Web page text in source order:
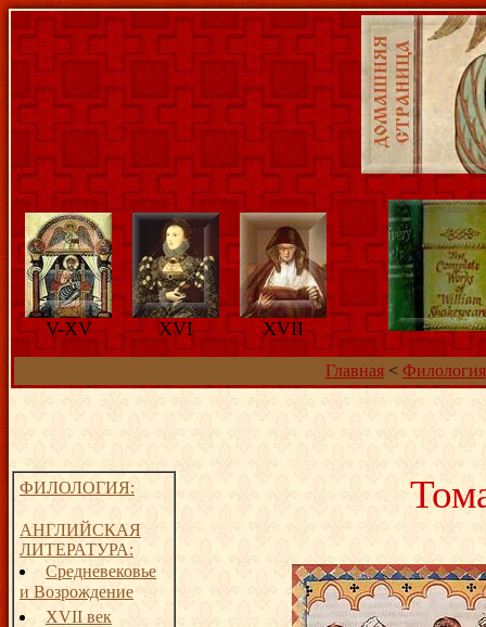
V-XV XVI XVII
Главная< Филология
ФИЛОЛОГИЯ:
АНГЛИЙСКАЯ
ЛИТЕРАТУРА:
Средневековье
и Возрождение
XVII век